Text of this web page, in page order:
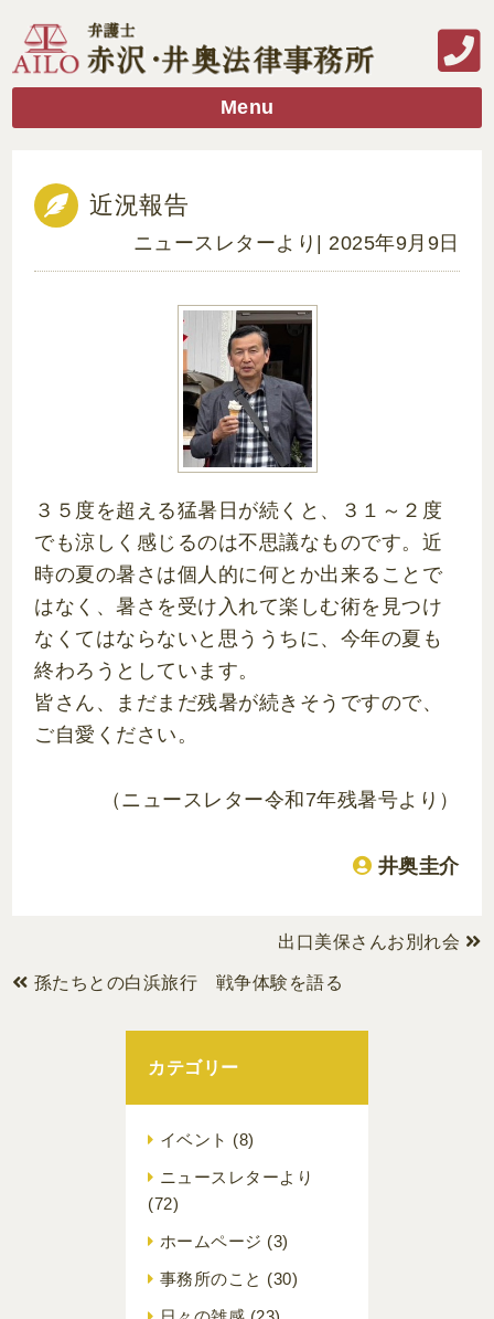
Menu
近況報告
ニュースレターより | 2025年9月9日
３５度を超える猛暑日が続くと、３１～２度
でも涼しく感じるのは不思議なものです。近
時の夏の暑さは個人的に何とか出来ることで
はなく、暑さを受け入れて楽しむ術を見つけ
なくてはならないと思ううちに、今年の夏も
終わろうとしています。
皆さん、まだまだ残暑が続きそうですので、
ご自愛ください。
（ニュースレター令和7年残暑号より）
井奥圭介
出口美保さんお別れ会
孫たちとの白浜旅行 戦争体験を語る
カテゴリー
イベント (8)
ニュースレターより
(72)
ホームページ (3)
事務所のこと (30)